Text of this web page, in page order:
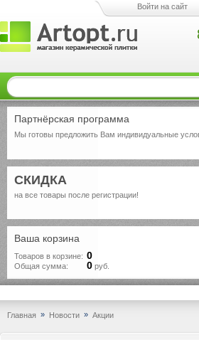
Войти на сайт
Партнёрская программа
Мы готовы предложить Вам индивидуальные
СКИДКА
на все товары после регистрации!
Ваша корзина
Товаров в корзине: 0
Общая сумма: 0 руб.
Главная » Новости » Акции